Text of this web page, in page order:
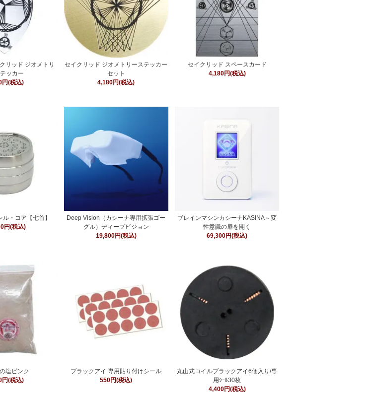
リッド ジオメトリ
ッカー
円(税込)
セイクリッド ジオメトリーステッカー
セット
4,180円(税込)
セイクリッド スペースカード
4,180円(税込)
・コア【七首】
円(税込)
Deep Vision（カシーナ専用拡張ゴー
グル）ディープビジョン
19,800円(税込)
ブレインマシンカシーナKASINA～変
性意識の扉を開く
69,300円(税込)
塩ピンク
円(税込)
ブラックアイ 専用貼り付けシール
550円(税込)
丸山式コイルブラックアイ6個入り/専
用ｼｰﾙ30枚
4,400円(税込)